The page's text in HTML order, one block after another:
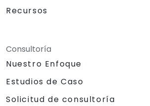
Recursos
Consultoría
Nuestro Enfoque
Estudios de Caso
Solicitud de consultoría